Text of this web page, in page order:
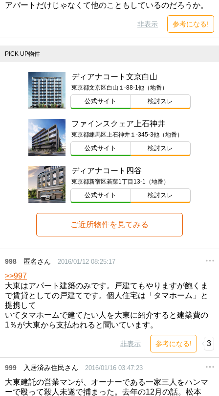
アパートだけじゃなくて他のこともしているのだろうか。
非表示 参考になる!
PICK UP物件
ディアナコート文京白山
東京都文京区白山１-88-1他（地番）
公式サイト 検討スレ
ファインスクェア上石神井
東京都練馬区上石神井１-345-3他（地番）
公式サイト 検討スレ
ディアナコート四谷
東京都新宿区若葉1丁目13-1（地番）
公式サイト 検討スレ
ご近所物件を見てみる
998 匿名さん 2016/01/12 08:25:17
>>997
大東はアパート建築のみです。戸建てもやりますが飽くま
で賃貸としての戸建てです。個人住宅は「タマホーム」と
提携して
いてタマホームで建てたい人を大東に紹介すると建築費の
1％が大東から支払われると聞いています。
非表示 参考になる! 3
999 入居済み住民さん 2016/01/16 03:47:23
大東建託の営業マンが、オーナーである一家三人をハンマ
ーで殴って殺人未遂で捕まった。去年の12月の話。松本